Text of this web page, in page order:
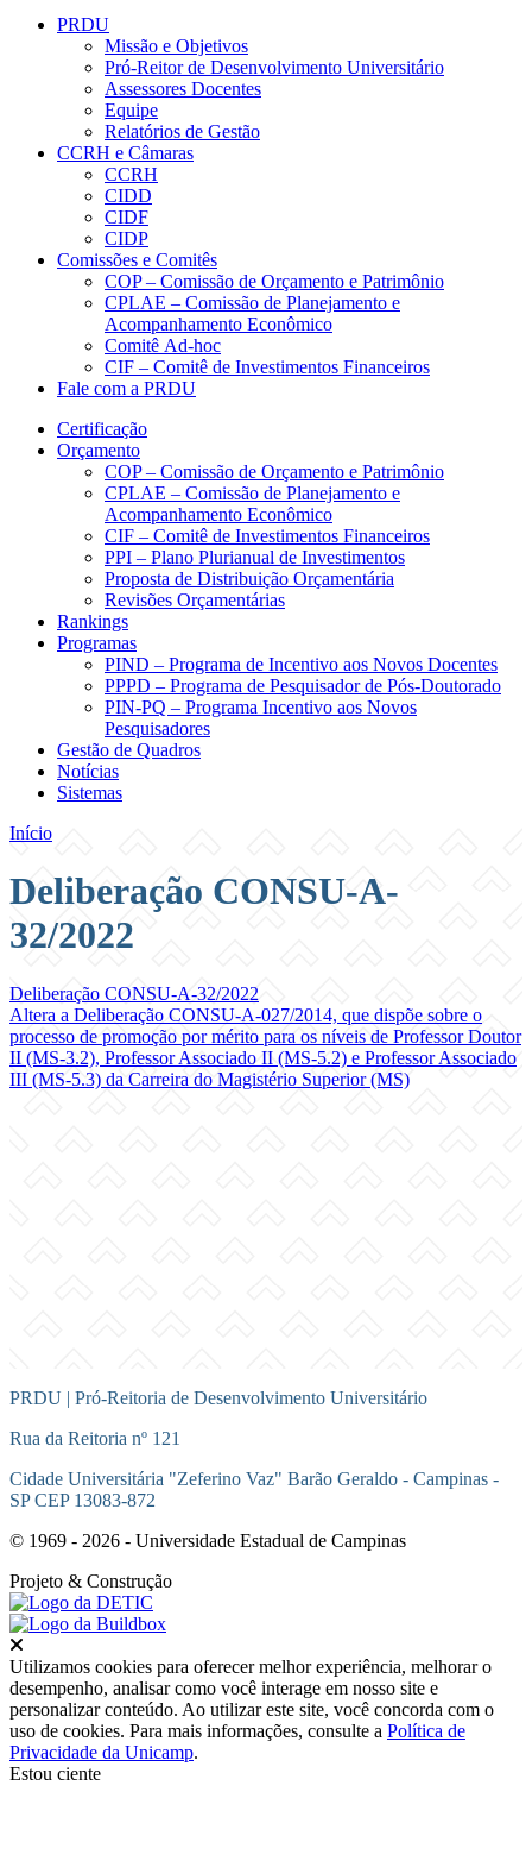
PRDU
Missão e Objetivos
Pró-Reitor de Desenvolvimento Universitário
Assessores Docentes
Equipe
Relatórios de Gestão
CCRH e Câmaras
CCRH
CIDD
CIDF
CIDP
Comissões e Comitês
COP – Comissão de Orçamento e Patrimônio
CPLAE – Comissão de Planejamento e
Acompanhamento Econômico
Comitê Ad-hoc
CIF – Comitê de Investimentos Financeiros
Fale com a PRDU
Certificação
Orçamento
COP – Comissão de Orçamento e Patrimônio
CPLAE – Comissão de Planejamento e
Acompanhamento Econômico
CIF – Comitê de Investimentos Financeiros
PPI – Plano Plurianual de Investimentos
Proposta de Distribuição Orçamentária
Revisões Orçamentárias
Rankings
Programas
PIND – Programa de Incentivo aos Novos Docentes
PPPD – Programa de Pesquisador de Pós-Doutorado
PIN-PQ – Programa Incentivo aos Novos
Pesquisadores
Gestão de Quadros
Notícias
Sistemas
Início
Deliberação CONSU-A-
32/2022
Deliberação CONSU-A-32/2022
Altera a Deliberação CONSU-A-027/2014, que dispõe sobre o
processo de promoção por mérito para os níveis de Professor Doutor
II (MS-3.2), Professor Associado II (MS-5.2) e Professor Associado
III (MS-5.3) da Carreira do Magistério Superior (MS)
PRDU | Pró-Reitoria de Desenvolvimento Universitário
Rua da Reitoria nº 121
Cidade Universitária "Zeferino Vaz" Barão Geraldo - Campinas -
SP CEP 13083-872
© 1969 - 2026 - Universidade Estadual de Campinas
Projeto & Construção
Utilizamos cookies para oferecer melhor experiência, melhorar o
desempenho, analisar como você interage em nosso site e
personalizar conteúdo. Ao utilizar este site, você concorda com o
uso de cookies. Para mais informações, consulte a Política de
Privacidade da Unicamp.
Estou ciente